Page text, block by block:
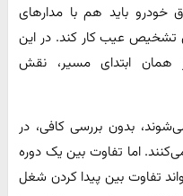
باید هم با مدارهای
تشخیص عیب کار کند. در این
همان ابتدای مسیر، نقش
بدون بررسی کافی، در
اما تفاوت بین یک دوره
تفاوت بین پیدا کردن شغل